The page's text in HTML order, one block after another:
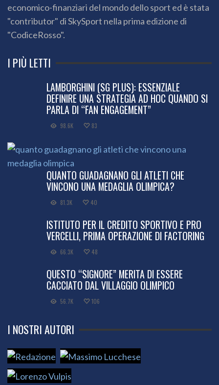
economico-finanziari del mondo dello sport ed è stata
"contributor" di SkySport nella prima edizione di
"CodiceRosso".
I PIÙ LETTI
LAMBORGHINI (SG PLUS): ESSENZIALE
DEFINIRE UNA STRATEGIA AD HOC QUANDO SI
PARLA DI “FAN ENGAGEMENT”
98.6K 83
QUANTO GUADAGNANO GLI ATLETI CHE
VINCONO UNA MEDAGLIA OLIMPICA?
81.3K 40
ISTITUTO PER IL CREDITO SPORTIVO E PRO
VERCELLI, PRIMA OPERAZIONE DI FACTORING
66.3K 48
QUESTO “SIGNORE” MERITA DI ESSERE
CACCIATO DAL VILLAGGIO OLIMPICO
56.7K 106
I NOSTRI AUTORI